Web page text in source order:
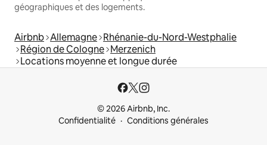
géographiques et des logements.
Airbnb Allemagne Rhénanie-du-Nord-Westphalie
Région de Cologne Merzenich
Locations moyenne et longue durée
© 2026 Airbnb, Inc.
Confidentialité
Conditions générales